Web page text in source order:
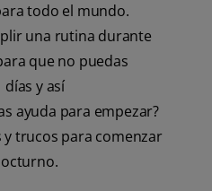
todo el mundo.
una rutina durante
que no puedas
y así
ayuda para empezar?
y trucos para comenzar